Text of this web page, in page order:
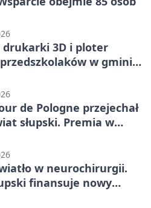
3D i ploter
w gminie
de Pologne przejechał
słupski. Premia w
w neurochirurgii.
finansuje nowy